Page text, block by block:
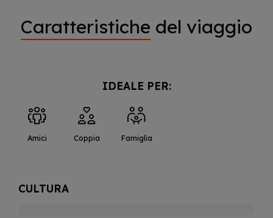
Caratteristiche del viaggio
IDEALE PER:
Amici Coppia Famiglia
CULTURA